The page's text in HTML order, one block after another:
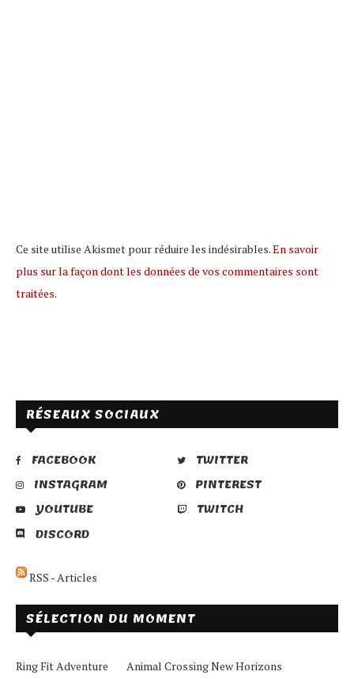
Ce site utilise Akismet pour réduire les indésirables.En savoir
plus sur la façon dont les données de vos commentaires sont
traitées.
RÉSEAUX SOCIAUX
FACEBOOK
TWITTER
INSTAGRAM
PINTEREST
YOUTUBE
TWITCH
DISCORD
RSS - Articles
SÉLECTION DU MOMENT
Ring Fit Adventure Animal Crossing New Horizons